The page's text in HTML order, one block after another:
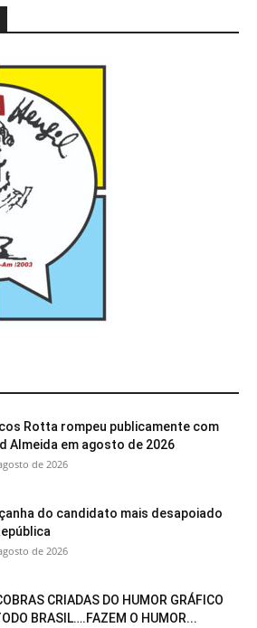
Rotta rompeu publicamente com
Almeida em agosto de 2026
de 2026
do candidato mais desapoiado
de 2026
CRIADAS DO HUMOR GRÁFICO
BRASIL….FAZEM O HUMOR...